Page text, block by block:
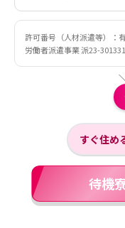
許可番号（人材派遣等）：
労働者派遣事業 派23-301331
すぐ住め
待機